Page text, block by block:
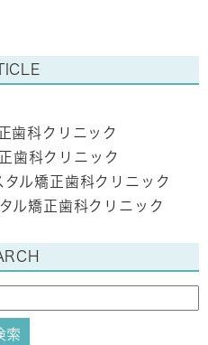
歯科クリニック
歯科クリニック
ル矯正歯科クリニック
ル矯正歯科クリニック